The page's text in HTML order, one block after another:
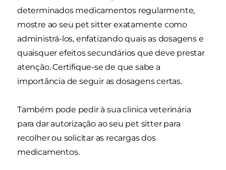
determinados medicamentos regularmente,
mostre ao seu pet sitter exatamente como
administrá-los, enfatizando quais as dosagens e
quaisquer efeitos secundários que deve prestar
atenção. Certifique-se de que sabe a
importância de seguir as dosagens certas.
Também pode pedir à sua clinica veterinária
para dar autorização ao seu pet sitter para
recolher ou solicitar as recargas dos
medicamentos.